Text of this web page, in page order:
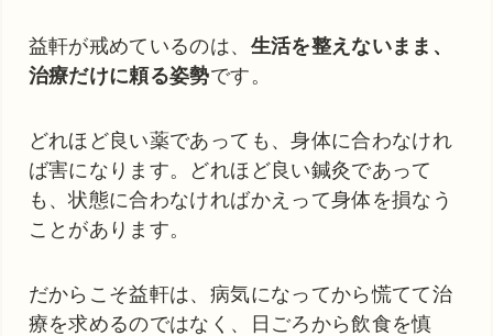
益軒が戒めているのは、 生活を整えないまま、
治療だけに頼る姿勢です。
どれほど良い薬であっても、身体に合わなけれ
ば害になります。どれほど良い鍼灸であって
も、状態に合わなければかえって身体を損なう
ことがあります。
だからこそ益軒は、病気になってから慌てて治
療を求めるのではなく、日ごろから飲食を慎